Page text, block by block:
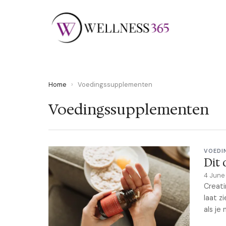
Home › Voedingssupplementen
Voedingssupplementen
Dit
4
laat
als je